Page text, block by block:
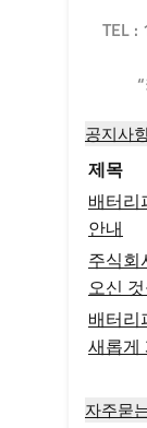
TEL
공지사
제목
배터리
안내
주식회
오신
배터리
새롭게
자주묻